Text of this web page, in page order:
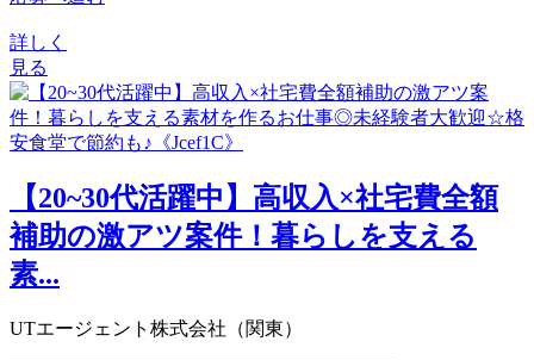
詳しく
見る
【20~30代活躍中】高収入×社宅費全額
補助の激アツ案件！暮らしを支える
素...
UTエージェント株式会社（関東）